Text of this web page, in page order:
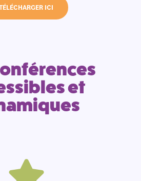
ICI
et